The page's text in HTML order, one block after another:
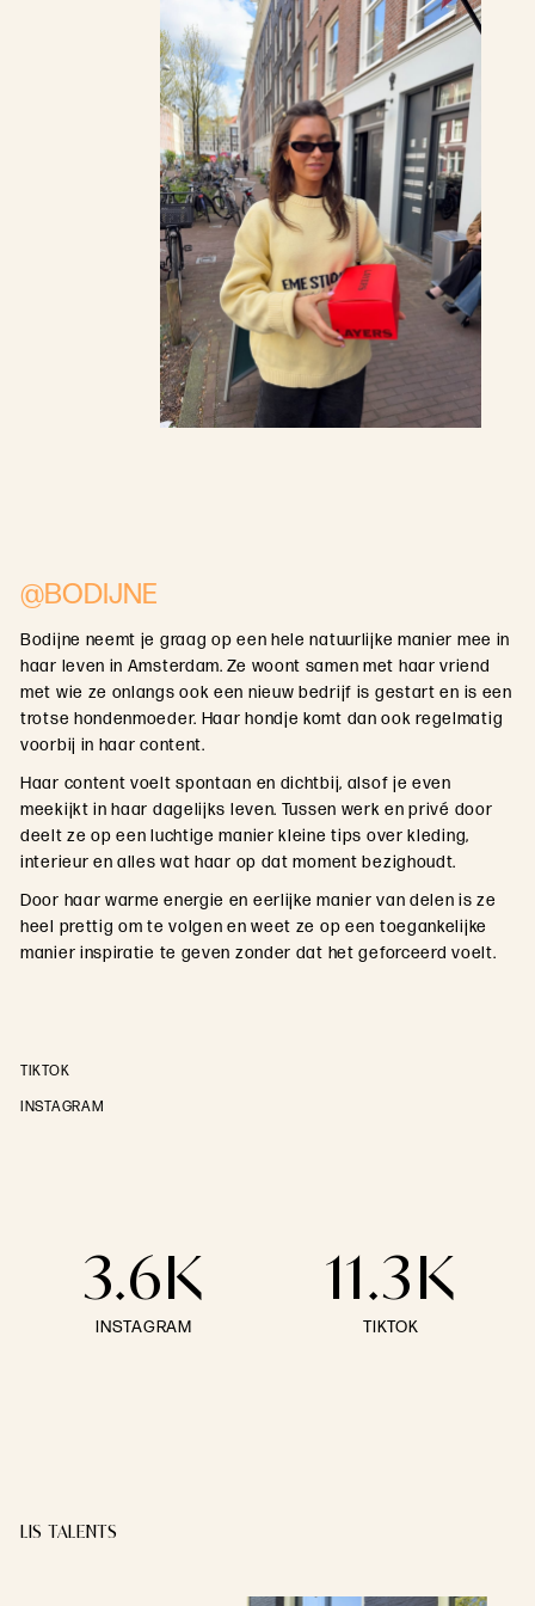
@BODIJNE
Bodijne neemt je graag op een hele natuurlijke manier mee in
haar leven in Amsterdam. Ze woont samen met haar vriend
met wie ze onlangs ook een nieuw bedrijf is gestart en is een
trotse hondenmoeder. Haar hondje komt dan ook regelmatig
voorbij in haar content.
Haar content voelt spontaan en dichtbij, alsof je even
meekijkt in haar dagelijks leven. Tussen werk en privé door
deelt ze op een luchtige manier kleine tips over kleding,
interieur en alles wat haar op dat moment bezighoudt.
Door haar warme energie en eerlijke manier van delen is ze
heel prettig om te volgen en weet ze op een toegankelijke
manier inspiratie te geven zonder dat het geforceerd voelt.
TIKTOK
INSTAGRAM
3.6K
INSTAGRAM
11.3K
TIKTOK
LIS TALENTS